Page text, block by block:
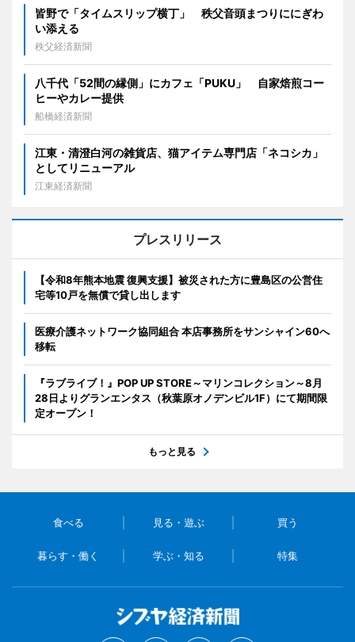
皆野で「タイムスリップ横丁」 秩父音頭まつりににぎわ
い添える
秩父経済新聞
八千代「52間の縁側」にカフェ「PUKU」 自家焙煎コー
ヒーやカレー提供
船橋経済新聞
江東・清澄白河の雑貨店、猫アイテム専門店「ネコシカ」
としてリニューアル
江東経済新聞
プレスリリース
【令和8年熊本地震 復興支援】被災された方に豊島区の公営住
宅等10戸を無償で貸し出します
医療介護ネットワーク協同組合 本店事務所をサンシャイン60へ
移転
『ラブライブ！』POP UP STORE～マリンコレクション～8月
28日よりグランエンタス（秋葉原オノデンビル1F）にて期間限
定オープン！
もっと見る
食べる 見る・遊ぶ 買う
暮らす・働く 学ぶ・知る 特集